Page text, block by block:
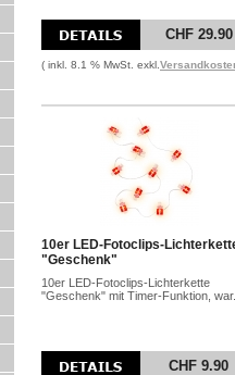
CHF 29.90
( inkl. 8.1 % MwSt. exkl.
10er LED-Fotoclips-
"Geschenk"
10er LED-Fotoclips-Lichterkette
"Geschenk" mit Timer-Funktion,
CHF 9.90